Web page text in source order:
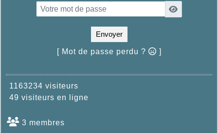
Envoyer
[ Mot de passe perdu ? ]
1163234 visiteurs
49 visiteurs en ligne
3 membres